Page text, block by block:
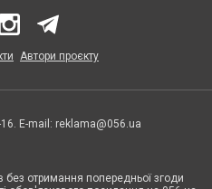
Автори проєкту
E-mail: reklama@056.ua
без отримання попередньої згоди